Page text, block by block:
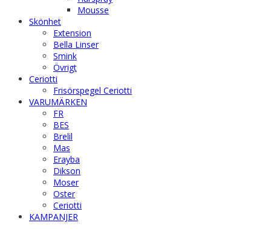
Mousse
Skönhet
Extension
Bella Linser
Smink
Övrigt
Ceriotti
Frisörspegel Ceriotti
VARUMÄRKEN
FR
BES
Brelil
Mas
Erayba
Dikson
Moser
Oster
Ceriotti
KAMPANJER